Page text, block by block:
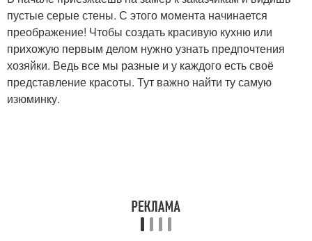
пустые серые стены. С этого момента начинается
преображение! Чтобы создать красивую кухню или
прихожую первым делом нужно узнать предпочтения
хозяйки. Ведь все мы разные и у каждого есть своё
представление красоты. Тут важно найти ту самую
изюминку.